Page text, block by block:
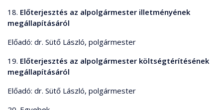
18. Előterjesztés az alpolgármester illetményének
megállapításáról
Előadó: dr. Sütő László, polgármester
19. Előterjesztés az alpolgármester költségtérítésének
megállapításáról
Előadó: dr. Sütő László, polgármester